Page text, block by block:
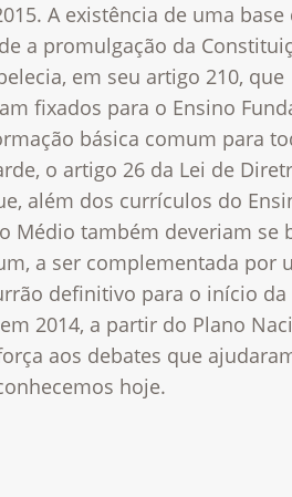
A existência de uma
a promulgação da
em seu artigo 210, que
fixados para o Ensino
básica comum para
o artigo 26 da Lei de
além dos currículos do
Médio também deveriam se
a ser complementada por
definitivo para o início da
2014, a partir do Plano
aos debates que
hoje.